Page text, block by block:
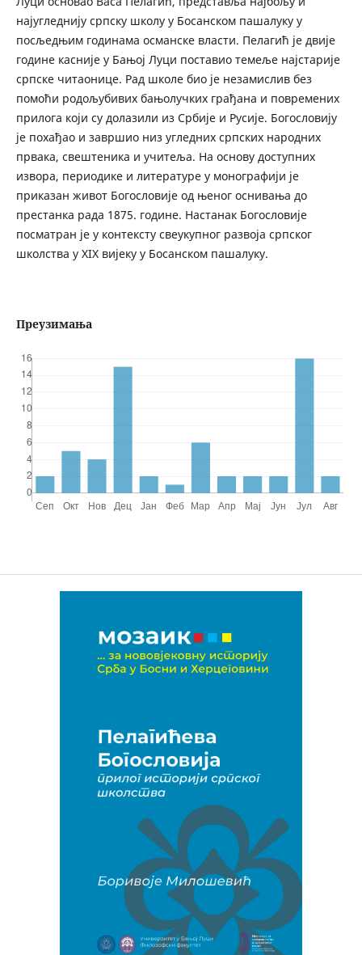
најугледнију српску школу у Босанском пашалуку у
посљедњим годинама османске власти. Пелагић је двије
године касније у Бањој Луци поставио темеље најстарије
српске читаонице. Рад школе био је незамислив без
помоћи родољубивих бањолучких грађана и повремених
прилога који су долазили из Србије и Русије. Богословију
је похађао и завршио низ угледних српских народних
првака, свештеника и учитеља. На основу доступних
извора, периодике и литературе у монографији је
приказан живот Богословије од њеног оснивања до
престанка рада 1875. године. Настанак Богословије
посматран је у контексту свеукупног развоја српског
школства у XIX вијеку у Босанском пашалуку.
Преузимања